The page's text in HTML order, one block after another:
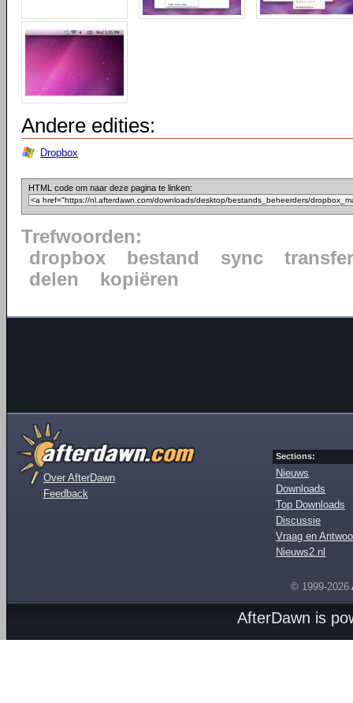
Andere edities:
Dropbox
HTML code om naar deze pagina te linken:
Trefwoorden:
dropbox
bestand sync
transfer
delen
kopiëren
Over AfterDawn
Feedback
Sections:
Nieuws
Downloads
Top Downloads
Discussie
Vraag en
Nieuws2.nl
© 1999-2026
AfterDawn is